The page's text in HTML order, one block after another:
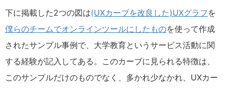
下に掲載した2つの図は(UXカーブを改良した)UXグラフ を
僕らのチームでオンラインツールにしたものを使って作成
されたサンプル事例で、大学教育というサービス活動に関
する経験が記入してある。このカーブに見られる特徴は、
このサンプルだけのものでなく、多かれ少なかれ、UXカー